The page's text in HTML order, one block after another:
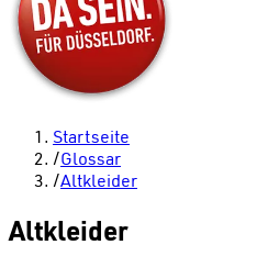
Startseite
/Glossar
/Altkleider
Altkleider